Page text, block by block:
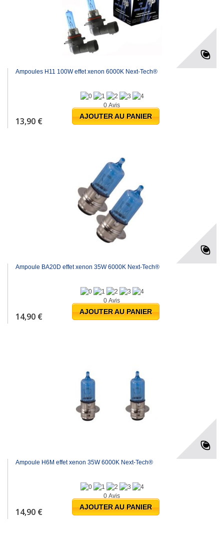
Ampoules H11 100W effet xenon 6000K Next-Tech®
0 Avis
13,90 € AJOUTER AU PANIER
Ampoule BA20D effet xenon 35W 6000K Next-Tech®
0 Avis
14,90 € AJOUTER AU PANIER
Ampoule H6M effet xenon 35W 6000K Next-Tech®
0 Avis
14,90 € AJOUTER AU PANIER